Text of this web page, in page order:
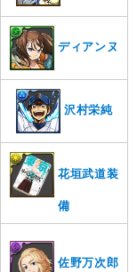
ディアンヌ
沢村栄純
花垣武道装
備
佐野万次郎